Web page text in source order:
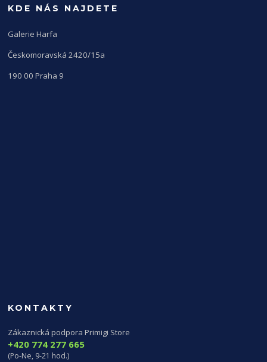
KDE NÁS NAJDETE
Galerie Harfa
Českomoravská 2420/15a
190 00 Praha 9
KONTAKTY
Zákaznická podpora Primigi Store
+420 774 277 665
(Po-Ne, 9-21 hod.)